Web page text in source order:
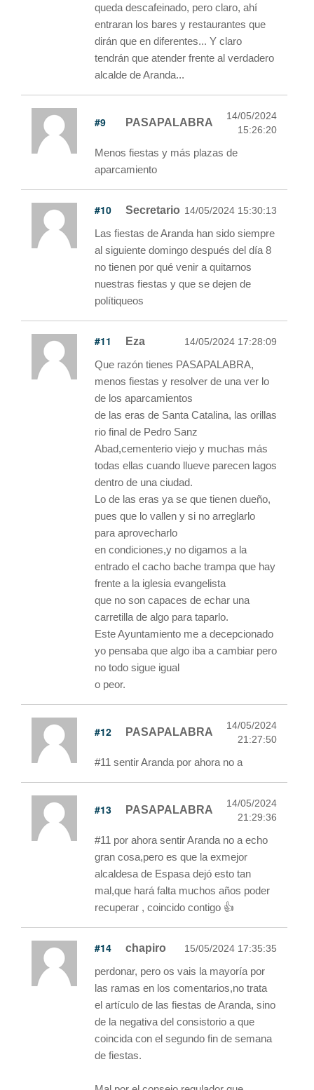
queda descafeinado, pero claro, ahí
entraran los bares y restaurantes que
dirán que en diferentes... Y claro
tendrán que atender frente al verdadero
alcalde de Aranda...
#9 PASAPALABRA
14/05/2024
15:26:20
Menos fiestas y más plazas de
aparcamiento
#10 Secretario 14/05/2024 15:30:13
Las fiestas de Aranda han sido siempre
al siguiente domingo después del día 8
no tienen por qué venir a quitarnos
nuestras fiestas y que se dejen de
polítiqueos
#11 Eza 14/05/2024 17:28:09
Que razón tienes PASAPALABRA,
menos fiestas y resolver de una ver lo
de los aparcamientos
de las eras de Santa Catalina, las orillas
rio final de Pedro Sanz
Abad,cementerio viejo y muchas más
todas ellas cuando llueve parecen lagos
dentro de una ciudad.
Lo de las eras ya se que tienen dueño,
pues que lo vallen y si no arreglarlo
para aprovecharlo
en condiciones,y no digamos a la
entrado el cacho bache trampa que hay
frente a la iglesia evangelista
que no son capaces de echar una
carretilla de algo para taparlo.
Este Ayuntamiento me a decepcionado
yo pensaba que algo iba a cambiar pero
no todo sigue igual
o peor.
#12 PASAPALABRA
14/05/2024
21:27:50
#11 sentir Aranda por ahora no a
#13 PASAPALABRA
14/05/2024
21:29:36
#11 por ahora sentir Aranda no a echo
gran cosa,pero es que la exmejor
alcaldesa de Espasa dejó esto tan
mal,que hará falta muchos años poder
recuperar , coincido contigo 👍
#14 chapiro 15/05/2024 17:35:35
perdonar, pero os vais la mayoría por
las ramas en los comentarios,no trata
el artículo de las fiestas de Aranda, sino
de la negativa del consistorio a que
coincida con el segundo fin de semana
de fiestas.